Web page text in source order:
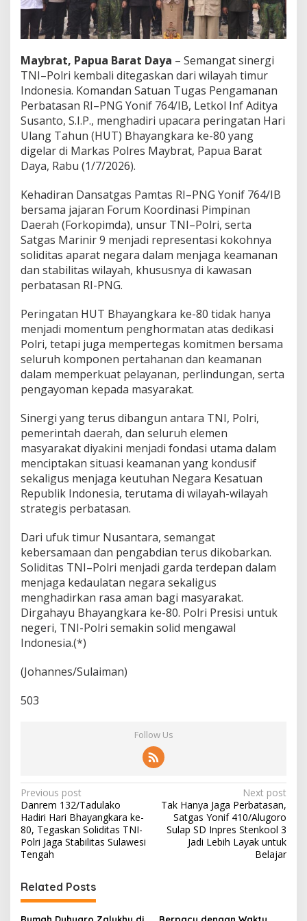
i
D
n
s
a
t
g
a
s
Y
o
n
f
6
4
/
I
B
H
i
r
i
H
U
T
B
a
y
a
n
g
k
a
a
e
-
0
d
M
a
y
a
Maybrat, Papua Barat Daya – Semangat sinergi
TNI–Polri kembali ditegaskan dari wilayah timur
Indonesia. Komandan Satuan Tugas Pengamanan
Perbatasan RI–PNG Yonif 764/IB, Letkol Inf Aditya
Susanto, S.I.P., menghadiri upacara peringatan Hari
Ulang Tahun (HUT) Bhayangkara ke-80 yang
digelar di Markas Polres Maybrat, Papua Barat
Daya, Rabu (1/7/2026).
Kehadiran Dansatgas Pamtas RI–PNG Yonif 764/IB
bersama jajaran Forum Koordinasi Pimpinan
Daerah (Forkopimda), unsur TNI–Polri, serta
Satgas Marinir 9 menjadi representasi kokohnya
soliditas aparat negara dalam menjaga keamanan
dan stabilitas wilayah, khususnya di kawasan
perbatasan RI-PNG.
Peringatan HUT Bhayangkara ke-80 tidak hanya
menjadi momentum penghormatan atas dedikasi
Polri, tetapi juga mempertegas komitmen bersama
seluruh komponen pertahanan dan keamanan
dalam memperkuat pelayanan, perlindungan, serta
pengayoman kepada masyarakat.
Sinergi yang terus dibangun antara TNI, Polri,
pemerintah daerah, dan seluruh elemen
masyarakat diyakini menjadi fondasi utama dalam
menciptakan situasi keamanan yang kondusif
sekaligus menjaga keutuhan Negara Kesatuan
Republik Indonesia, terutama di wilayah-wilayah
strategis perbatasan.
Dari ufuk timur Nusantara, semangat
kebersamaan dan pengabdian terus dikobarkan.
Soliditas TNI–Polri menjadi garda terdepan dalam
menjaga kedaulatan negara sekaligus
menghadirkan rasa aman bagi masyarakat.
Dirgahayu Bhayangkara ke-80. Polri Presisi untuk
negeri, TNI-Polri semakin solid mengawal
Indonesia.(*)
(Johannes/Sulaiman)
503
Follow Us
P
o
s
t
a
v
Previous post
Danrem 132/Tadulako
Hadiri Hari Bhayangkara ke-
80, Tegaskan Soliditas TNI-
Polri Jaga Stabilitas Sulawesi
Tengah
Next post
Tak Hanya Jaga Perbatasan,
Satgas Yonif 410/Alugoro
Sulap SD Inpres Stenkool 3
Jadi Lebih Layak untuk
Belajar
Related Posts
Rumah Duhuaro Zalukhu di Berpacu dengan Waktu,